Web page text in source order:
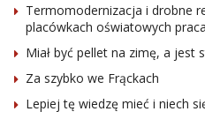
Termomodernizacja i drobne
placówkach oświatowych
Miał być pellet na zimę, a jest
Za szybko we Frąckach
Lepiej tę wiedzę mieć i niech